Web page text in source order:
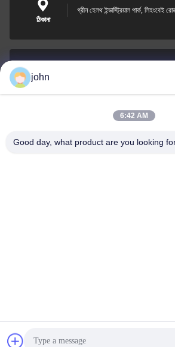
ঠিকানা
গ্রীন হেলথ ইন্ডাস্ট্রিয়াল পার্ক, লিহংবেই
0086-153-7406-6785
Guangdong Green&Health Intelligence Cold
john
6:42 AM
Good day, what product are you looking